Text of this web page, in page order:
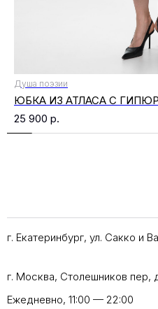
Душа поэзии
ЮБКА ИЗ АТЛАСА С
25 900 р.
Ежедневно, 11:00 — 22:00
г. Екатеринбург, ул. Сакко и
г. Москва, Столешников пер,